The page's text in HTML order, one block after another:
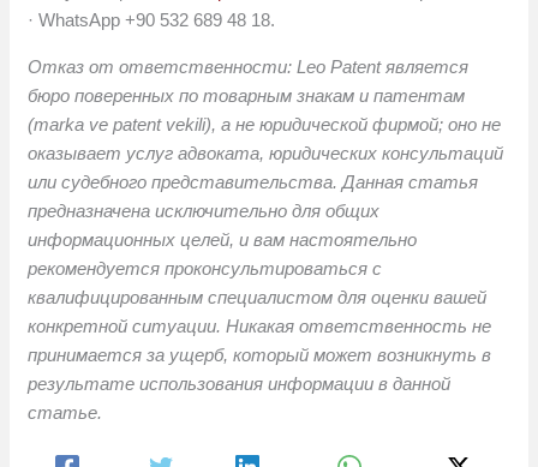
· WhatsApp +90 532 689 48 18.
Отказ от ответственности: Leo Patent является
бюро поверенных по товарным знакам и патентам
(marka ve patent vekili), а не юридической фирмой; оно не
оказывает услуг адвоката, юридических консультаций
или судебного представительства. Данная статья
предназначена исключительно для общих
информационных целей, и вам настоятельно
рекомендуется проконсультироваться с
квалифицированным специалистом для оценки вашей
конкретной ситуации. Никакая ответственность не
принимается за ущерб, который может возникнуть в
результате использования информации в данной
статье.